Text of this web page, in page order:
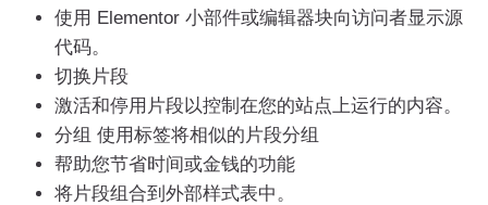
使用 Elementor 小部件或编辑器块向访问者显示源
代码。
切换片段
激活和停用片段以控制在您的站点上运行的内容。
分组 使用标签将相似的片段分组
帮助您节省时间或金钱的功能
将片段组合到外部样式表中。